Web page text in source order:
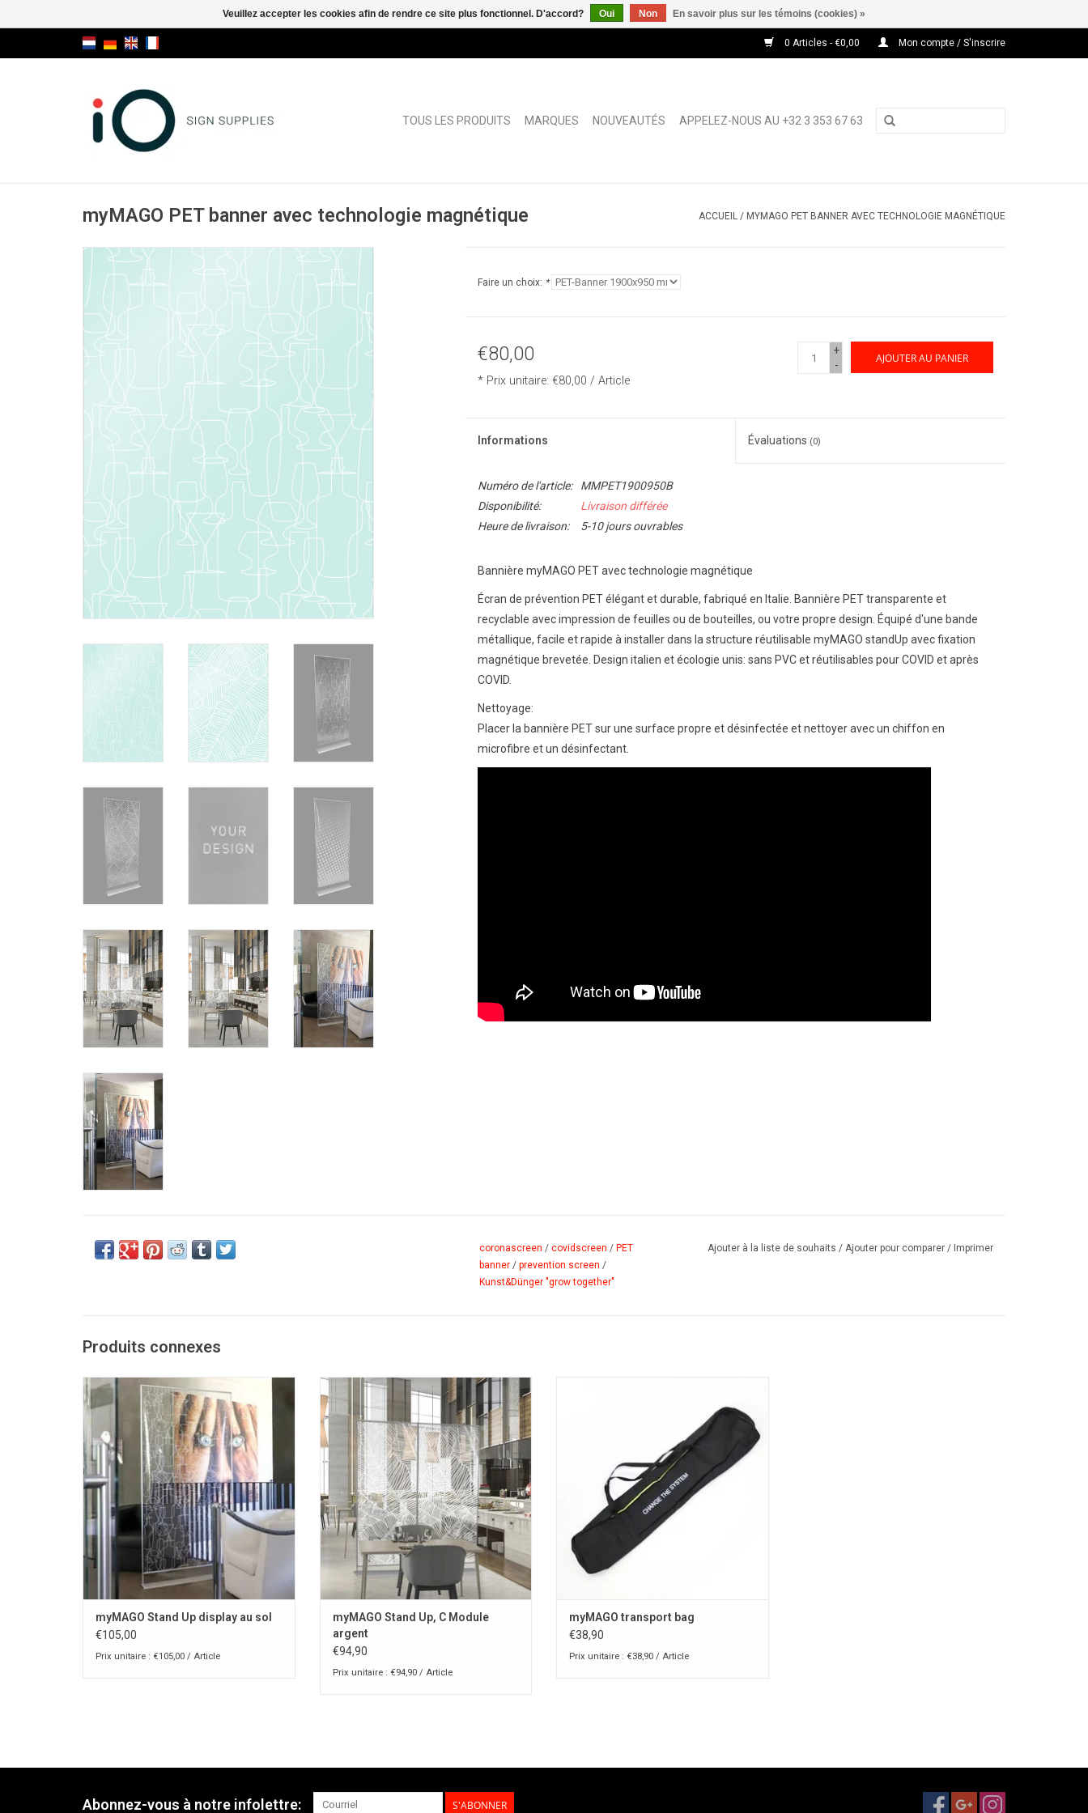
0 Articles - €0,00 Mon compte / S'inscrire
TOUS LES PRODUITS MARQUES NOUVEAUTÉS APPELEZ-NOUS AU +32 3 353 67 63
myMAGO PET banner avec technologie magnétique ACCUEIL / MYMAGO PET BANNER AVEC TECHNOLOGIE MAGNÉTIQUE
Faire un choix: *
€80,00
* Prix unitaire: €80,00 / Article
+
-
AJOUTER AU PANIER
Informations Évaluations (0)
Numéro de l'article:
MMPET1900950B
Disponibilité:
Livraison différée
Heure de livraison:
5-10 jours ouvrables
Bannière myMAGO PET avec technologie magnétique
Écran de prévention PET élégant et durable, fabriqué en Italie. Bannière PET transparente et
recyclable avec impression de feuilles ou de bouteilles, ou votre propre design. Équipé d'une bande
métallique, facile et rapide à installer dans la structure réutilisable myMAGO standUp avec fixation
magnétique brevetée. Design italien et écologie unis: sans PVC et réutilisables pour COVID et après
COVID.
Nettoyage:
Placer la bannière PET sur une surface propre et désinfectée et nettoyer avec un chiffon en
microfibre et un désinfectant.
coronascreen / covidscreen / PET
banner / prevention screen /
Kunst&Dünger "grow together"
Ajouter à la liste de souhaits / Ajouter pour comparer / Imprimer
Produits connexes
Display stable au sol, impression simple ou
double face
AJOUTER AU PANIER
myMAGO Stand Up display au sol
€105,00
Prix unitaire : €105,00 / Article
Présentoir au sol avec technique
magnétique intelligent.
AJOUTER AU PANIER
myMAGO Stand Up, C Module
argent
€94,90
Prix unitaire : €94,90 / Article
myMAGO transport bag
€38,90
Prix unitaire : €38,90 / Article
Abonnez-vous à notre infolettre: S'ABONNER
Veuillez accepter les cookies afin de rendre ce site plus fonctionnel. D'accord? Oui Non En savoir plus sur les témoins (cookies) »